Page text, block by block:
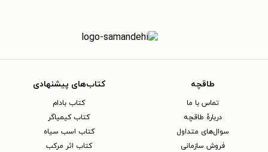
طاقچه
تماس با ما
دربارهٔ طاقچه
سوال‌های متداول
فروش سازمانی
کتاب‌های پیشنهادی
کتاب بادام
کتاب کیمیاگر
کتاب اسب سیاه
کتاب اثر مرکب